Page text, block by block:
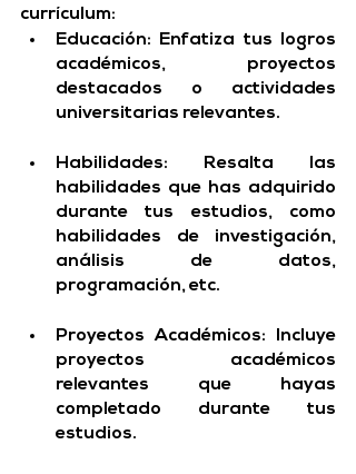
currículum:
Educación: Enfatiza tus logros
académicos, proyectos
destacados o actividades
universitarias relevantes.
Habilidades: Resalta las
habilidades que has adquirido
durante tus estudios, como
habilidades de investigación,
análisis de datos,
programación, etc.
Proyectos Académicos: Incluye
proyectos académicos
relevantes que hayas
completado durante tus
estudios.